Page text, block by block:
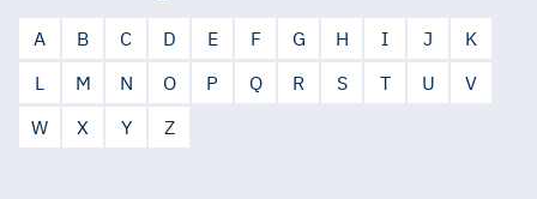
A B C D E F G H I J
K
L
M N O P Q R S T U
V
W
X Y Z